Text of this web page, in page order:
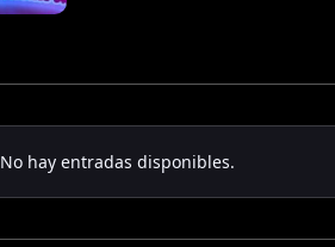
No hay entradas disponibles.